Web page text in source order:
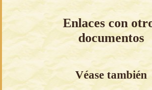
Enlaces con
documentos
Véase también